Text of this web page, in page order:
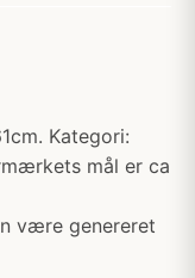
Kategori:
mål er ca
være genereret